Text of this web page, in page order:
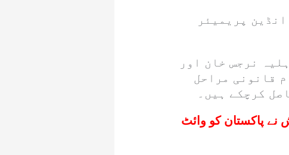
پریمیئر
نرجس خان اور
قانونی مراحل
کرچکے ہیں۔
پاکستان کو وائٹ